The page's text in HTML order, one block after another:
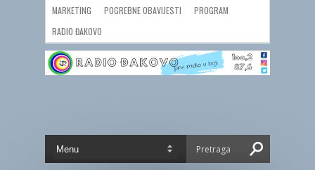
MARKETING POGREBNE OBAVIJESTI
PROGRAM
RADIO ĐAKOVO